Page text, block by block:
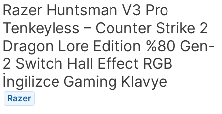
Razer Huntsman V3 Pro
Tenkeyless – Counter Strike 2
Dragon Lore Edition %80 Gen-
2 Switch Hall Effect RGB
İngilizce Gaming Klavye
Razer